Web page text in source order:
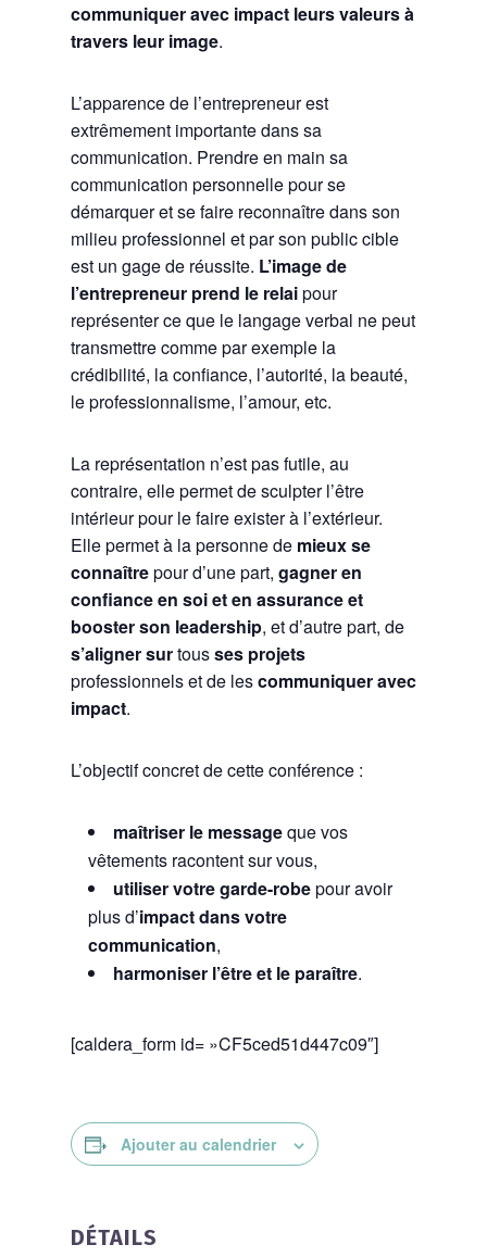
communiquer avec impact leurs valeurs à
travers leur image.
L’apparence de l’entrepreneur est
extrêmement importante dans sa
communication. Prendre en main sa
communication personnelle pour se
démarquer et se faire reconnaître dans son
milieu professionnel et par son public cible
est un gage de réussite. L’image de
l’entrepreneur prend le relaipour
représenter ce que le langage verbal ne peut
transmettre comme par exemple la
crédibilité, la confiance, l’autorité, la beauté,
le professionnalisme, l’amour, etc.
La représentation n’est pas futile, au
contraire, elle permet de sculpter l’être
intérieur pour le faire exister à l’extérieur.
Elle permet à la personne de mieux se
connaîtrepour d’une part, gagner en
confiance en soi et en assurance et
booster son leadership, et d’autre part, de
s’aligner surtousses projets
professionnels et de lescommuniquer avec
impact.
L’objectif concret de cette conférence :
maîtriser le messageque vos
vêtements racontent sur vous,
utiliser votre garde-robepour avoir
plus d’impact dans votre
communication,
harmoniser l’être et le paraître.
[caldera_form id= »CF5ced51d447c09″]
Ajouter au calendrier
DÉTAILS